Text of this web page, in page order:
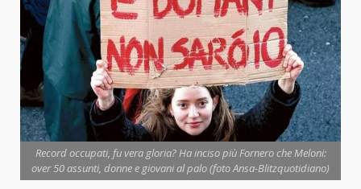
Record occupati, fu vera gloria? Ha inciso più Fornero che Meloni:
over 50 assunti, donne e giovani al palo (foto Ansa-Blitzquotidiano)